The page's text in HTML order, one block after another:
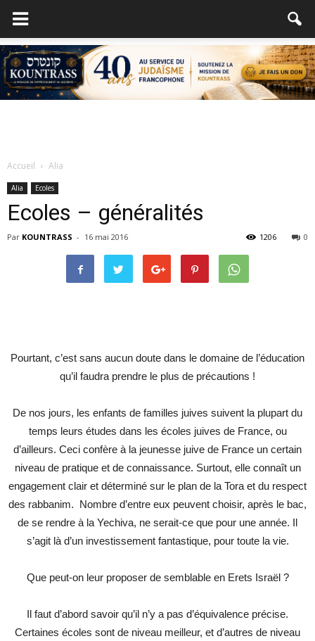
Accueil Alia
Alia Ecoles
Ecoles – généralités
Par KOUNTRASS - 16 mai 2016 0
1206
Pourtant, c’est sans aucun doute dans le domaine de l’éducation
qu’il faudra prendre le plus de précautions !
De nos jours, les enfants de familles juives suivent la plupart du
temps leurs études dans les écoles juives de France, ou
d’ailleurs. Ceci confère à la jeunesse juive de France un certain
niveau de pratique et de connaissance. Surtout, elle connaît un
engagement clair et déterminé sur le plan de la Tora et du respect
des rabbanim. Nombre d’entre eux peuvent choisir, après le bac,
de se rendre à la Yechiva, ne serait-ce que pour une année. Il
s’agit là d’un investissement fantastique, pour toute la vie.
Que peut-on leur proposer de semblable en Erets Israël ?
Il faut d’abord savoir qu’il n’y a pas d’équivalence précise.
Certaines écoles sont de niveau meilleur, et d’autres de niveau